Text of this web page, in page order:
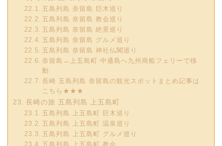
五島列島 奈留島 巨木巡り
五島列島 奈留島 教会巡り
五島列島 奈留島 絶景巡り
五島列島 奈留島 グルメ巡り
五島列島 奈留島 神社仏閣巡り
奈留島→上五島町 中通島へ九州商船フェリーで移
動
長崎 五島列島 奈留島の観光スポットまとめ記事は
こちら★★★
長崎の旅 五島列島 上五島町
五島列島 上五島町 巨木巡り
五島列島 上五島町 温泉巡り
五島列島 上五島町 グルメ巡り
五島列島 上五島町 教会